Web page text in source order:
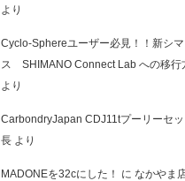
より
Cyclo-Sphereユーザー必見！！新シ
ス SHIMANO Connect Lab への移行
より
CarbondryJapan CDJ11tプーリーセッ
長 より
MADONEを32cにした！ に なかやま